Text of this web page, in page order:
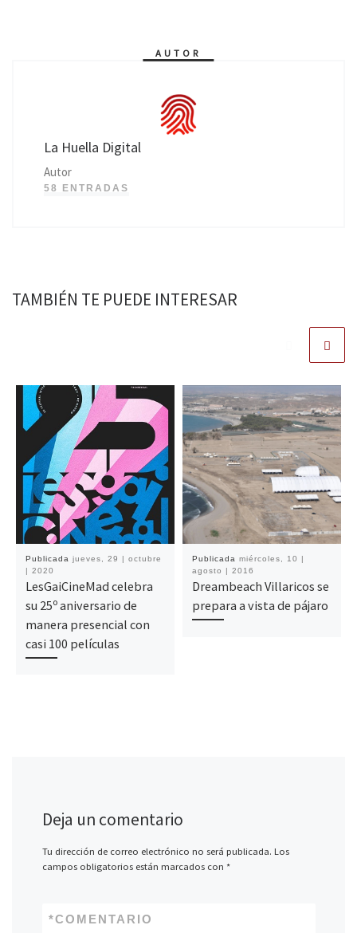
AUTOR
La Huella Digital
Autor
58 ENTRADAS
TAMBIÉN TE PUEDE INTERESAR
Publicada jueves, 29 | octubre
| 2020
LesGaiCineMad celebra
su 25º aniversario de
manera presencial con
casi 100 películas
Publicada miércoles, 10 |
agosto | 2016
Dreambeach Villaricos se
prepara a vista de pájaro
Deja un comentario
Tu dirección de correo electrónico no será publicada. Los
campos obligatorios están marcados con *
COMENTARIO
*